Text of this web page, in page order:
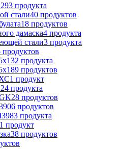
293 продукта
стали40 продуктов
18 продуктов
дамаска4 продукта
стали3 продукта
продуктов
2 продукта
9 продуктов
1 продукт
4 продукта
28 продуктов
6 продуктов
3 продукта
продукт
38 продуктов